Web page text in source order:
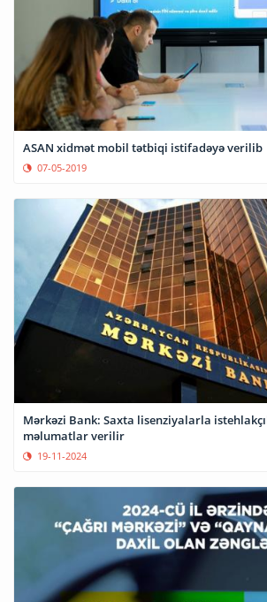
ASAN xidmət mobil tətbiqi istifadəyə verilib
07-05-2019
Mərkəzi Bank: Saxta lisenziyalarla istehlakçılara yalan
məlumatlar verilir
19-11-2024